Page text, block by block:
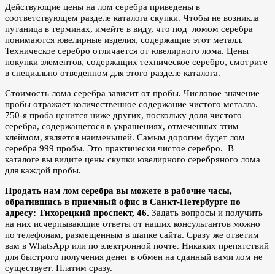
Действующие цены на лом серебра приведены в
соответствующем разделе каталога скупки. Чтобы не возникла
путаница в терминах, имейте в виду, что под ломом серебра
понимаются ювелирные изделия, содержащие этот металл.
Техническое серебро отличается от ювелирного лома. Цены
покупки элементов, содержащих техническое серебро, смотрите
в специально отведенном для этого разделе каталога.
Стоимость лома серебра зависит от пробы. Числовое значение
пробы отражает количественное содержание чистого металла.
750-я проба ценится ниже других, поскольку доля чистого
серебра, содержащегося в украшениях, отмеченных этим
клеймом, является наименьшей. Самым дорогим будет лом
серебра 999 пробы. Это практически чистое серебро. В
каталоге вы видите цены скупки ювелирного серебряного лома
для каждой пробы.
Продать нам лом серебра вы можете в рабочие часы,
обратившись в приемный офис в Санкт-Петербурге по
адресу: Тихорецкий проспект, 46. Задать вопросы и получить
на них исчерпывающие ответы от наших консультантов можно
по телефонам, размещенным в шапке сайта. Сразу же ответим
вам в WhatsApp или по электронной почте. Никаких препятствий
для быстрого получения денег в обмен на сданный вами лом не
существует. Платим сразу.